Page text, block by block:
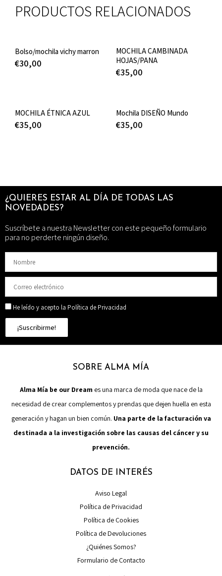
PRODUCTOS RELACIONADOS
Bolso/mochila vichy marron
€30,00
MOCHILA CAMBINADA
HOJAS/PANA
€35,00
MOCHILA ÉTNICA AZUL
€35,00
Mochila DISEÑO Mundo
€35,00
¿QUIERES ESTAR AL DÍA DE TODAS LAS
NOVEDADES?
Suscríbete a nuestra Newsletter con este pequeño formulario
para no perderte ningún diseño.
He leído y acepto la Política de Privacidad
¡Suscribirme!
SOBRE ALMA MÍA
Alma Mía be our Dream es una marca de moda que nace de la
necesidad de crear complementos y prendas que dejen huella en esta
generación y hagan un bien común. Una parte de la facturación va
destinada a la investigación sobre las causas del cáncer y su
prevención.
DATOS DE INTERÉS
Aviso Legal
Política de Privacidad
Política de Cookies
Política de Devoluciones
¿Quiénes Somos?
Formulario de Contacto